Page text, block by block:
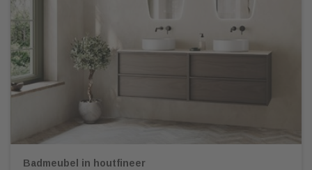
Badmeubel in houtfineer